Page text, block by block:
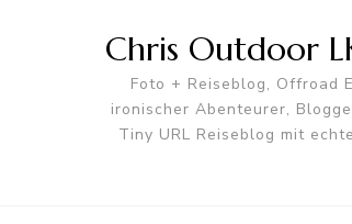
Chris Outdoor
Foto + Reiseblog, Offroad
ironischer Abenteurer,
Tiny URL Reiseblog mit